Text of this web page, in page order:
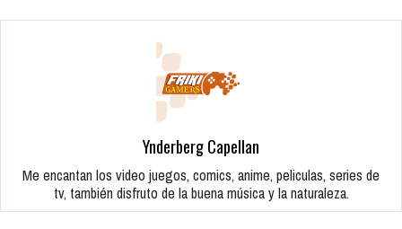
Ynderberg Capellan
Me encantan los video juegos, comics, anime, peliculas, series de
tv, también disfruto de la buena música y la naturaleza.